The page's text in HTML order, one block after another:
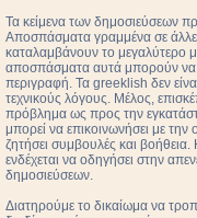
Τα κείμενα των δημοσιεύσεων
Αποσπάσματα γραμμένα σε
καταλαμβάνουν το μεγαλύτερο
αποσπάσματα αυτά μπορούν να
περιγραφή. Τα greeklish δεν
τεχνικούς λόγους. Μέλος,
πρόβλημα ως προς την
μπορεί να επικοινωνήσει με
ζητήσει συμβουλές και
ενδέχεται να οδηγήσει στην
δημοσιεύσεων.
Διατηρούμε το δικαίωμα να